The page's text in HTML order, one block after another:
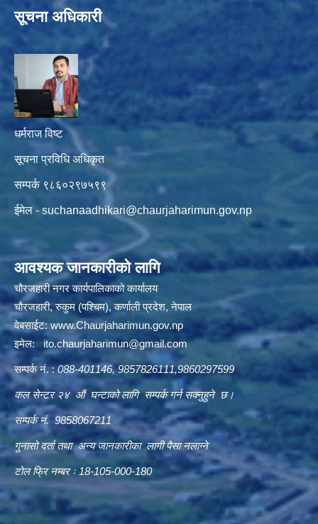
सूचना अधिकारी
धर्मराज विष्ट
सूचना प्रविधि अधिकृत
सम्पर्क ९८६०२९७५९९
ईमेल -suchanaadhikari@chaurjaharimun.gov.np
आवश्यक जानकारीको लागि
चौरजहारी नगर कार्यपालिकाको कार्यालय
चौरजहारी, रुकुम (पश्चिम), कर्णाली प्रदेश, नेपाल
वेबसाईट:www.Chaurjaharimun.gov.np
इमेल: ito.chaurjaharimun@gmail.com
सम्पर्क नं. :088-401146, 9857826111,9860297599
कल सेन्टर २४ औं घन्टाको लागि सम्पर्क गर्न सक्नुहुने छ।
सम्पर्क नं. 9858067211
गुनासो दर्ता तथा अन्य जानकारीका लागी पैसा नलाग्ने
टोल फ्रि नम्बर ः 18-105-000-180